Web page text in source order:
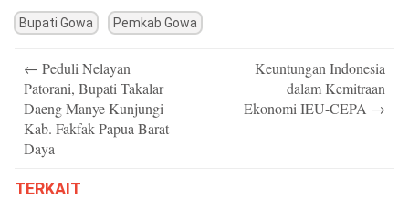
Bupati Gowa Pemkab Gowa
navigation
← Peduli Nelayan
Patorani, Bupati Takalar
Daeng Manye Kunjungi
Kab. Fakfak Papua Barat
Daya
Keuntungan Indonesia
dalam Kemitraan
Ekonomi IEU-CEPA →
TERKAIT